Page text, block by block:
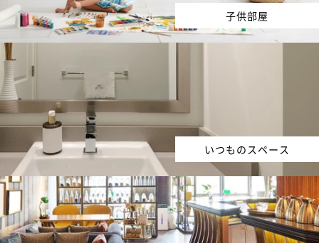
子供部屋
いつものスペース